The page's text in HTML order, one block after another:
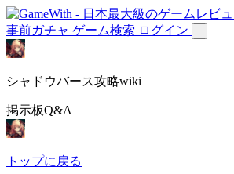
事前ガチャ ゲーム検索 ログイン
シャドウバース攻略wiki
掲示板Q&A
トップに戻る